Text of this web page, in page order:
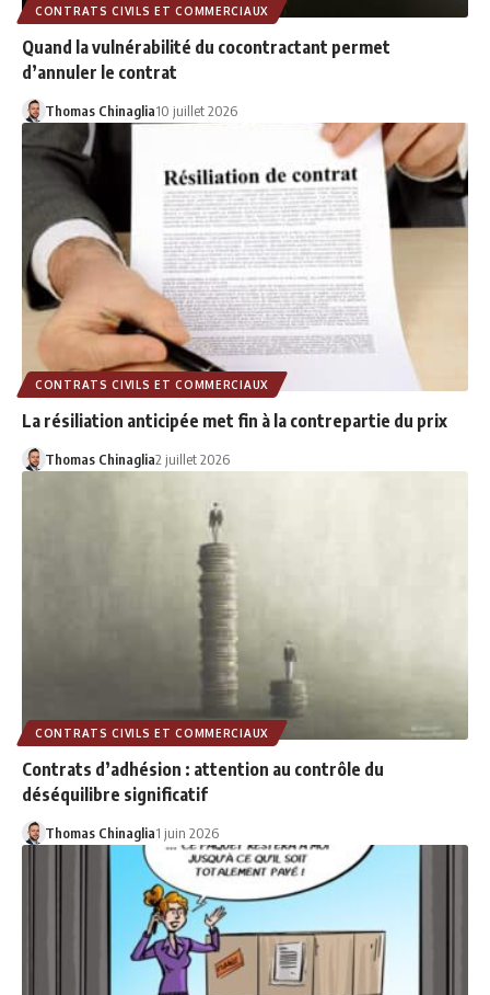
CONTRATS CIVILS ET COMMERCIAUX
Quand la vulnérabilité du cocontractant permet
d’annuler le contrat
Thomas Chinaglia10 juillet 2026
CONTRATS CIVILS ET COMMERCIAUX
La résiliation anticipée met fin à la contrepartie du prix
Thomas Chinaglia2 juillet 2026
CONTRATS CIVILS ET COMMERCIAUX
Contrats d’adhésion : attention au contrôle du
déséquilibre significatif
Thomas Chinaglia1 juin 2026